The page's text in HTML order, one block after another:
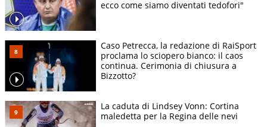
ecco come siamo diventati tedofori"
Caso Petrecca, la redazione di RaiSport
proclama lo sciopero bianco: il caos
continua. Cerimonia di chiusura a
Bizzotto?
La caduta di Lindsey Vonn: Cortina
maledetta per la Regina delle nevi